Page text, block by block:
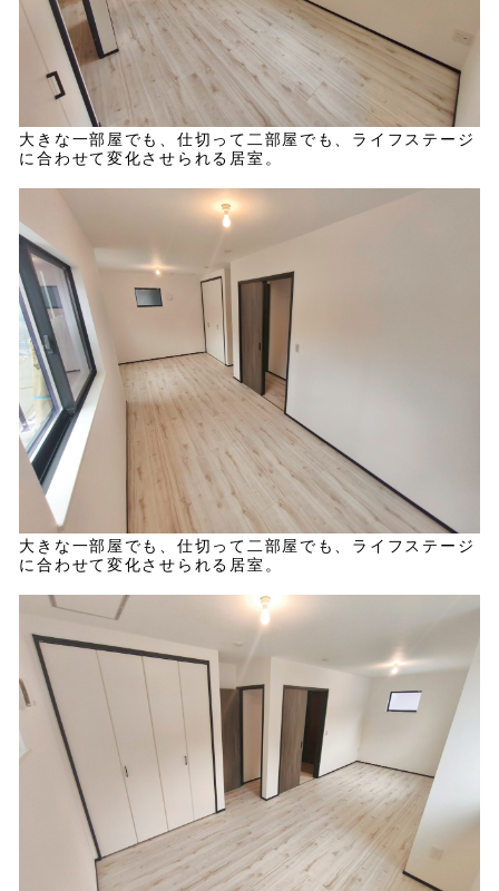
大きな一部屋でも、仕切って二部屋でも、ライフステージ
に合わせて変化させられる居室。
大きな一部屋でも、仕切って二部屋でも、ライフステージ
に合わせて変化させられる居室。